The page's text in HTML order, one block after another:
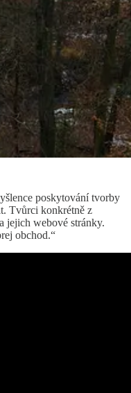
poskytování tvorby
Tvůrci konkrétně z
jejich webové stránky.
obchod.“